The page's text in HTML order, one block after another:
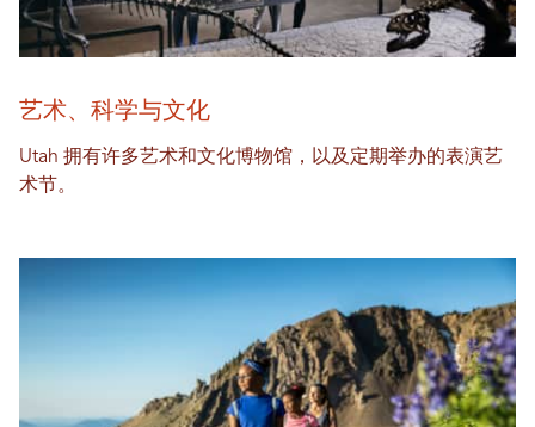
艺术、科学与文化
Utah 拥有许多艺术和文化博物馆，以及定期举办的表演艺
术节。